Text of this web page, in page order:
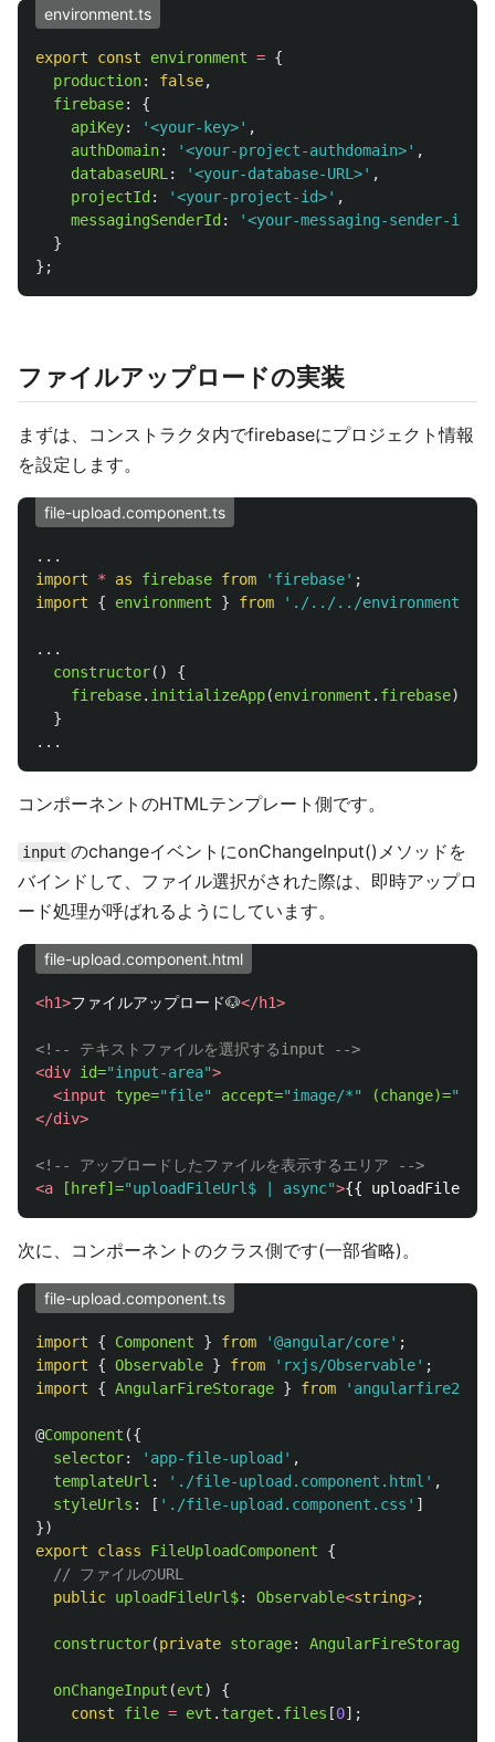
environment.ts
export const environment = {
production: false,
firebase:
{
apiKey: '<your-key>' ,
authDomain: '<your-project-authdomain>' ,
databaseURL: '<your-database-URL>' ,
projectId : '<your-project-id>' ,
messagingSenderId : '<your-messaging-sender-id>
}
};
ファイルアップロードの実装
まずは、コンストラクタ内でfirebaseにプロジェクト情報
を設定します。
file-upload.component.ts
...
import
* as firebase from ' firebase' ;
import
{ environment } from ' ./../../environments/
...
constructor()
{
firebase. initializeApp(environment . firebase);
}
...
コンポーネントのHTMLテンプレート側です。
input のchangeイベントにonChangeInput()メソッドを
バインドして、ファイル選択がされた際は、即時アップロ
ード処理が呼ばれるようにしています。
file-upload.component.html
<h1>ファイルアップロード🐶</h1>
<!-- テキストファイルを選択するinput -->
<div id="input-area">
<input
type="file" accept="image/*" (change)=
</div>
<!-- アップロードしたファイルを表示するエリア -->
<a
[href]="uploadFileUrl$ | async">{{
次に、コンポーネントのクラス側です(一部省略)。
file-upload.component.ts
import { Component } from '@angular/core' ;
import
{ Observable } from ' rxjs/Observable' ;
import
{ AngularFireStorage } from ' angularfire2/
@Component ({
selector: ' app-file-upload ' ,
templateUrl : ' ./file-upload.component.html ' ,
styleUrls : [ ' ./file-upload.component.css ' ]
})
export
class FileUploadComponent
{
// ファイルのURL
public uploadFileUrl$: Observable<string>;
constructor(private storage: AngularFireStorage
onChangeInput (evt)
{
const
file = evt . target . files [0];